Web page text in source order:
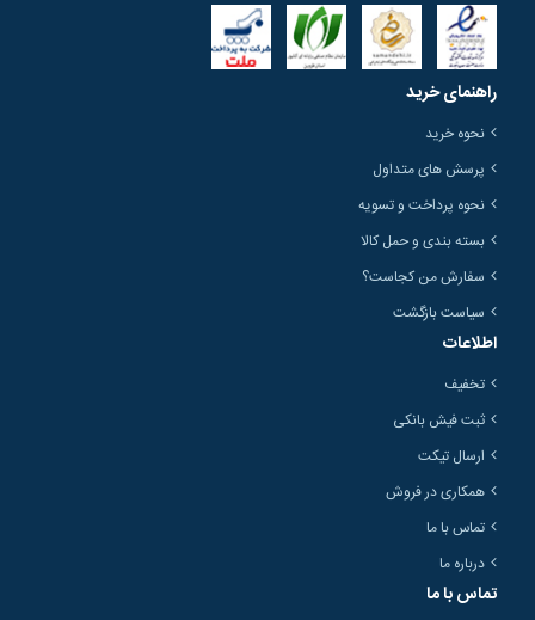
راهنمای خرید
نحوه خرید
پرسش های متداول
نحوه پرداخت و تسویه
بسته بندی و حمل کالا
سفارش من کجاست؟
سیاست بازگشت
اطلاعات
تخفیف
ثبت فیش بانکی
ارسال تیکت
همکاری در فروش
تماس با ما
درباره ما
تماس با ما